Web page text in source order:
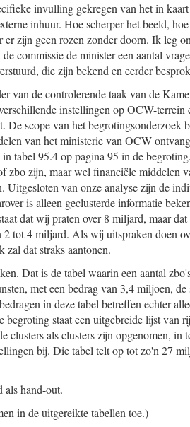
invulling gekregen van het in
inhuur. Hoe scherper het beeld,
zijn geen rozen zonder doorn. Ik leg
commissie de minister een aantal
die zijn bekend en eerder
van de controlerende taak van de
instellingen op OCW-terrein
scope van het begrotingsonderzoek
van het ministerie van OCW
tabel 95.4 op pagina 95 in de
zijn, maar wel financiële middelen
Uitgesloten van onze analyse zijn de
is alleen geclusterde informatie
dat wij praten over 8 miljard, maar
tot 4 miljard. Als wij uitspraken doen
zal dat straks aantonen.
Dat is de tabel waarin een aantal
met een bedrag van 3,4 miljoen,
in deze tabel betreffen echter
staat een uitgebreide lijst van
clusters als clusters zijn opgenomen, in
bij. Die tabel telt op tot zo'n 27
als hand-out.
in de uitgereikte tabellen toe.)